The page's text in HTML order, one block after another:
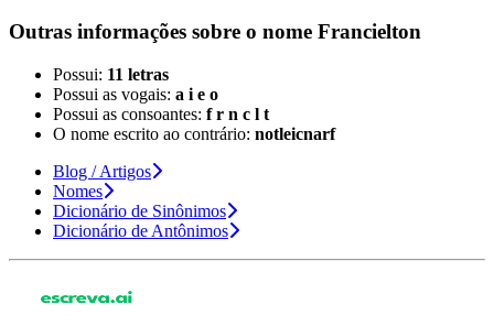
Outras informações sobre o nome Francielton
Possui: 11 letras
Possui as vogais: a i e o
Possui as consoantes: f r n c l t
O nome escrito ao contrário: notleicnarf
Blog / Artigos
Nomes
Dicionário de Sinônimos
Dicionário de Antônimos